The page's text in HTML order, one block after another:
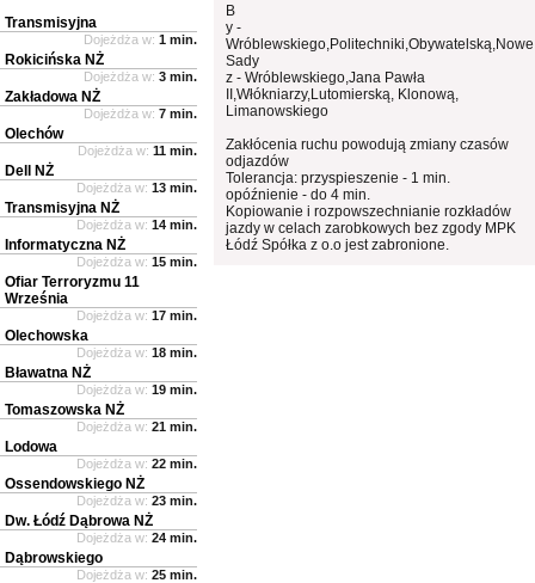
B
y -
Wróblewskiego,Politechniki,Obywatelską,Nowe
Sady
z - Wróblewskiego,Jana Pawła
II,Włókniarzy,Lutomierską, Klonową,
Limanowskiego
Zakłócenia ruchu powodują zmiany czasów
odjazdów
Tolerancja: przyspieszenie - 1 min.
opóźnienie - do 4 min.
Kopiowanie i rozpowszechnianie rozkładów
jazdy w celach zarobkowych bez zgody MPK
Łódź Spółka z o.o jest zabronione.
Transmisyjna
Dojeżdża w: 1 min.
Rokicińska NŻ
Dojeżdża w: 3 min.
Zakładowa NŻ
Dojeżdża w: 7 min.
Olechów
Dojeżdża w: 11 min.
Dell NŻ
Dojeżdża w: 13 min.
Transmisyjna NŻ
Dojeżdża w: 14 min.
Informatyczna NŻ
Dojeżdża w: 15 min.
Ofiar Terroryzmu 11
Września
Dojeżdża w: 17 min.
Olechowska
Dojeżdża w: 18 min.
Bławatna NŻ
Dojeżdża w: 19 min.
Tomaszowska NŻ
Dojeżdża w: 21 min.
Lodowa
Dojeżdża w: 22 min.
Ossendowskiego NŻ
Dojeżdża w: 23 min.
Dw. Łódź Dąbrowa NŻ
Dojeżdża w: 24 min.
Dąbrowskiego
Dojeżdża w: 25 min.